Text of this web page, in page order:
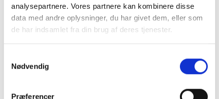
analysepartnere. Vores partnere kan kombinere disse
data med andre oplysninger, du har givet dem, eller som
de har indsamlet fra din brug af deres tjenester.
Nødvendig
Præferencer
Bagt rødtunge, sauteret grønt, urter, fiske fumé kr.
129,-
Carpaccio, ristet kapers, salat, urter, sauce tatar kr.
129,-